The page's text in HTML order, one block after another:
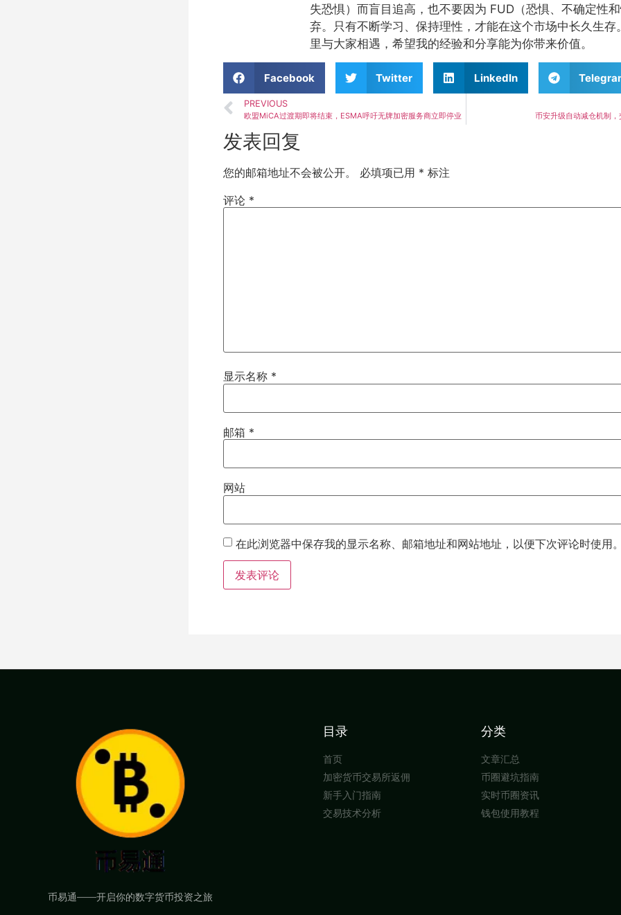
失恐惧）而盲目追高，也不要因为 FUD（恐惧、不确定性
弃。只有不断学习、保持理性，才能在这个市场中长久生存
里与大家相遇，希望我的经验和分享能为你带来价值。
Facebook Twitter LinkedIn
PREVIOUS
欧盟MiCA过渡期即将结束，ESMA呼吁无牌加密服务商立即停业 币安升级自动减仓机制
发表回复
您的邮箱地址不会被公开。 必填项已用 * 标注
评论 *
显示名称 *
邮箱 *
网站
在此浏览器中保存我的显示名称、邮箱地址和网站地址，以便下次评论时使用
币易通——开启你的数字货币投资之旅
目录
首页
加密货币交易所返佣
新手入门指南
交易技术分析
分类
文章汇总
币圈避坑指南
实时币圈资讯
钱包使用教程